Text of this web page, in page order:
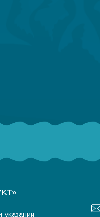
указании